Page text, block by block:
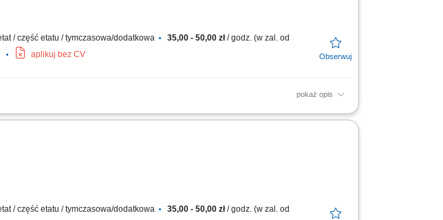
/ część etatu / tymczasowa/dodatkowa 35,00 - 50,00 zł/ godz. (w zal. od
aplikuj bez CV
pokaż opis
przed ewentualnymi uszkodzeniami; Utrzymywanie dobrych relacji z
/ część etatu / tymczasowa/dodatkowa 35,00 - 50,00 zł/ godz. (w zal. od